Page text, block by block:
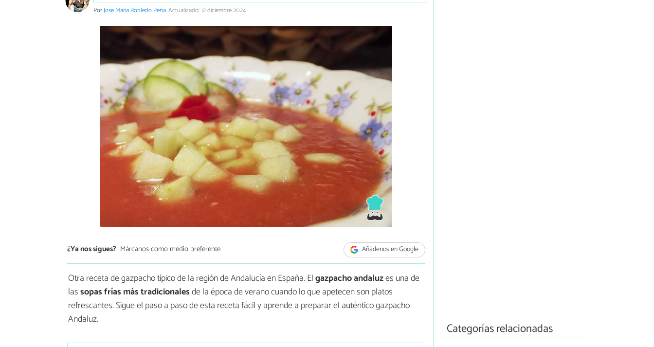
PorJose Maria Robledo Peña.Actualizado: 12 diciembre 2024
¿Ya nos sigues? Márcanos como medio preferente Añádenos en Google
Otra receta de gazpacho típico de la región de Andalucía en España. Elgazpacho andaluzes una de
lassopas frías más tradicionalesde la época de verano cuando lo que apetecen son platos
refrescantes. Sigue el paso a paso de esta receta fácil y aprende a preparar el auténtico gazpacho
Andaluz.
Categorías relacionadas